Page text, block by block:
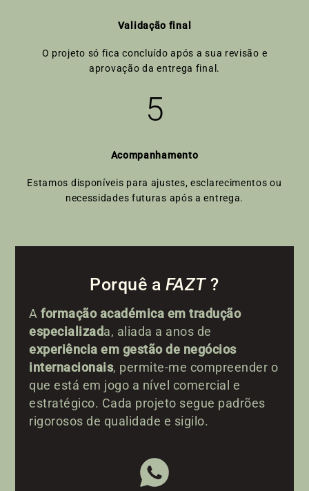
Validação final
O projeto só fica concluído após a sua revisão e
aprovação da entrega final.
5
Acompanhamento
Estamos disponíveis para ajustes, esclarecimentos ou
necessidades futuras após a entrega.
Porquê a FAZT?
Aformação académica em tradução
especializada, aliada a anos de
experiência em gestão de negócios
internacionais, permite-me compreender o
que está em jogo a nível comercial e
estratégico. Cada projeto segue padrões
rigorosos de qualidade e sigilo.